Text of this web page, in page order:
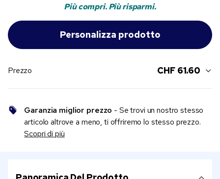
Più compri. Più risparmi.
Prezzo CHF 61.60
Garanzia miglior prezzo - Se trovi un nostro stesso
articolo altrove a meno, ti offriremo lo stesso prezzo.
Scopri di più